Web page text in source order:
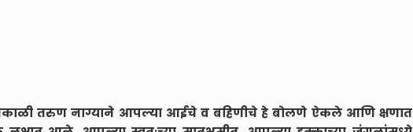
सकाळी तरुण नाग्याने आपल्या आईचे व बहिणीचे हे बोलणे ऐकले आणि क्षणात